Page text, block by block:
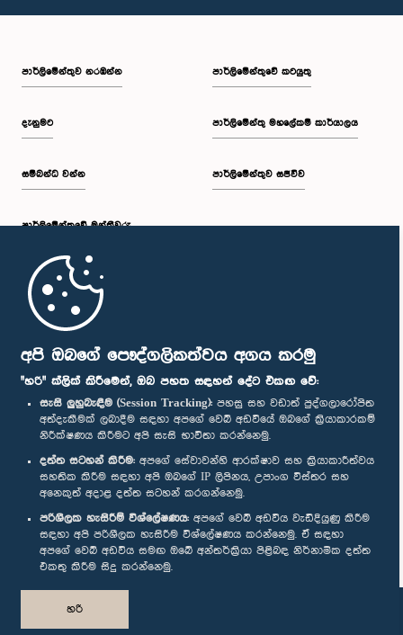
අපි ඔබගේ පෞද්ගලිකත්වය අගය කරමු
"හරි" ක්ලික් කිරීමෙන්, ඔබ පහත සඳහන් දේට එකඟ වේ:
සැසි ලුහුබැඳීම (Session Tracking): පහසු සහ වඩාත් පුද්ගලාරෝපිත
අත්දැකීමක් ලබාදීම සඳහා අපගේ වෙබ් අඩවියේ ඔබගේ ක්‍රියාකාරකම්
නිරීක්ෂණය කිරීමට අපි සැසි භාවිතා කරන්නෙමු.
දත්ත සටහන් කිරීම: අපගේ සේවාවන්හි ආරක්ෂාව සහ ක්‍රියාකාරීත්වය
සහතික කිරීම සඳහා අපි ඔබගේ IP ලිපිනය, උපාංග විස්තර සහ
අනෙකුත් අදාළ දත්ත සටහන් කරගන්නෙමු.
පරිශීලක හැසිරීම් විශ්ලේෂණය: අපගේ වෙබ් අඩවිය වැඩිදියුණු කිරීම
සඳහා අපි පරිශීලක හැසිරීම විශ්ලේෂණය කරන්නෙමු. ඒ සඳහා
අපගේ වෙබ් අඩවිය සමඟ ඔබේ අන්තර්ක්‍රියා පිළිබඳ නිර්නාමික දත්ත
එකතු කිරීම සිදු කරන්නෙමු.
හරි
පාර්ලි‌මේන්තුව නරඹන්න
දැනුමට
සම්බන්ධ වන්න
පාර්ලි‌මේන්තුවේ මන්ත්‍රීවරු
මුල් පිටුව
පාර්ලිමේන්තුවේ කටයුතු
පාර්ලිමේන්තු මහලේකම් කාර්යාලය
පාර්ලිමේන්තුව සජීවීව
පාර්ලිමේන්තු ජංගම යෙදුම
අප හා සම්බන්ධ වී සිටින්න :
සම්මාන
පෞද්ගලිකත්ව ප්‍රතිපත්තිය